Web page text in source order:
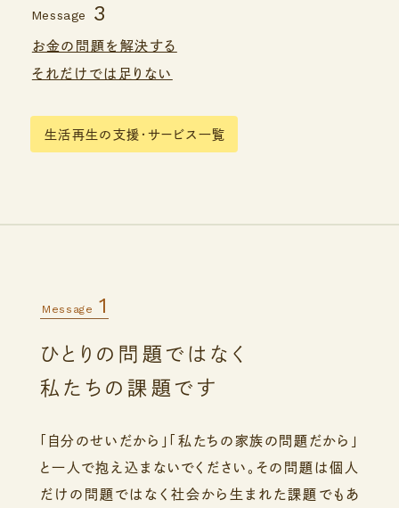
Message 3
お金の問題を解決する
それだけでは足りない
生活再生の支援 ・サービス一覧
Message 1
ひとりの問題ではなく
私たちの課題です
「自分のせいだから」「私たちの家族の問題だから」
と 一人で抱え込まないでください。 その問題は個人
だけの問題ではなく社会から生まれた課題でもあ